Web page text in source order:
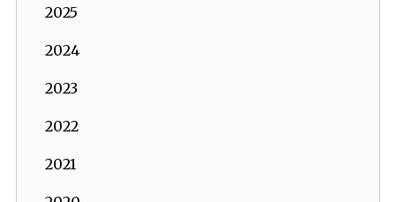
2025
2024
2023
2022
2021